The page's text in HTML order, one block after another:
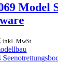
Model
Aktueller
Preis
ist:
inkl. MwSt